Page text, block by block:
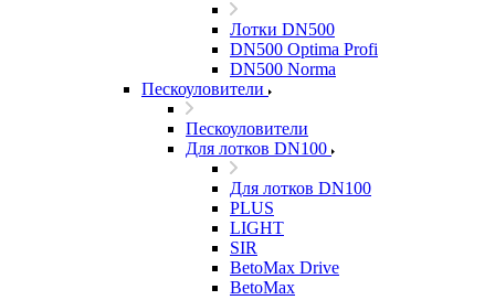
Лотки DN500
DN500 Optima Profi
DN500 Norma
Пескоуловители
Пескоуловители
Для лотков DN100
Для лотков DN100
PLUS
LIGHT
SIR
BetoMax Drive
BetoMax